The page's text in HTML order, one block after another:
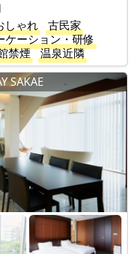
しゃれ
古民家
ケーション・研修
禁煙
温泉近隣
SAKAE